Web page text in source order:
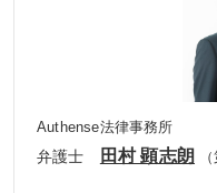
Authense法律事務所
弁護士 田村 顕志朗